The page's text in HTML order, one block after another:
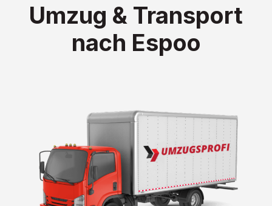
Umzug & Transport
nach Espoo